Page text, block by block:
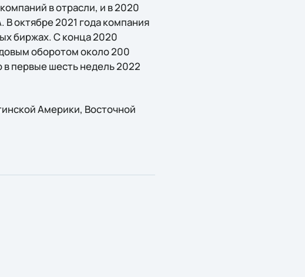
в отрасли, и в 2020
октябре 2021 года компания
биржах. С конца 2020
оборотом около 200
первые шесть недель 2022
Америки, Восточной